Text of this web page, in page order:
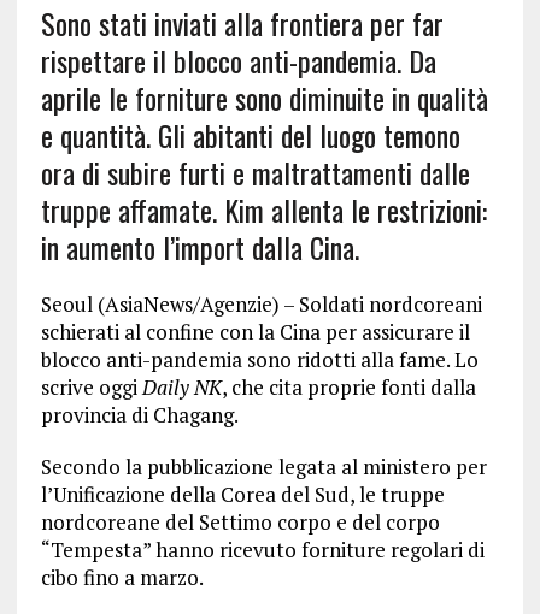
Sono stati inviati alla frontiera per far
rispettare il blocco anti-pandemia. Da
aprile le forniture sono diminuite in qualità
e quantità. Gli abitanti del luogo temono
ora di subire furti e maltrattamenti dalle
truppe affamate. Kim allenta le restrizioni:
in aumento l’import dalla Cina.
Seoul (AsiaNews/Agenzie) – Soldati nordcoreani
schierati al confine con la Cina per assicurare il
blocco anti-pandemia sono ridotti alla fame. Lo
scrive oggiDaily NK, che cita proprie fonti dalla
provincia di Chagang.
Secondo la pubblicazione legata al ministero per
l’Unificazione della Corea del Sud, le truppe
nordcoreane del Settimo corpo e del corpo
“Tempesta” hanno ricevuto forniture regolari di
cibo fino a marzo.